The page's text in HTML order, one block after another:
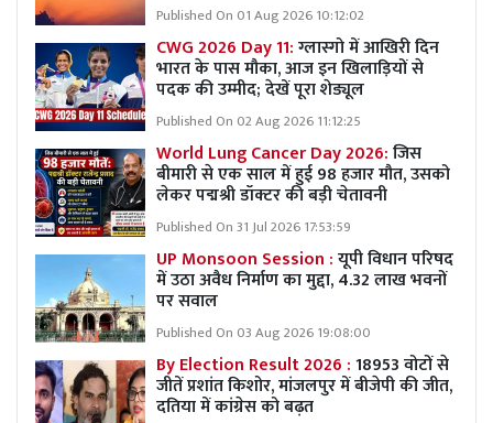
Published On 01 Aug 2026 10:12:02
CWG 2026 Day 11:ग्लास्गो में आखिरी दिन
भारत के पास मौका, आज इन खिलाड़ियों से
पदक की उम्मीद; देखें पूरा शेड्यूल
Published On 02 Aug 2026 11:12:25
World Lung Cancer Day 2026:जिस
बीमारी से एक साल में हुई 98 हजार मौत, उसको
लेकर पद्मश्री डॉक्टर की बड़ी चेतावनी
Published On 31 Jul 2026 17:53:59
UP Monsoon Session :यूपी विधान परिषद
में उठा अवैध निर्माण का मुद्दा, 4.32 लाख भवनों
पर सवाल
Published On 03 Aug 2026 19:08:00
By Election Result 2026 :18953 वोटों से
जीतें प्रशांत किशोर, मांजलपुर में बीजेपी की जीत,
दतिया में कांग्रेस को बढ़त